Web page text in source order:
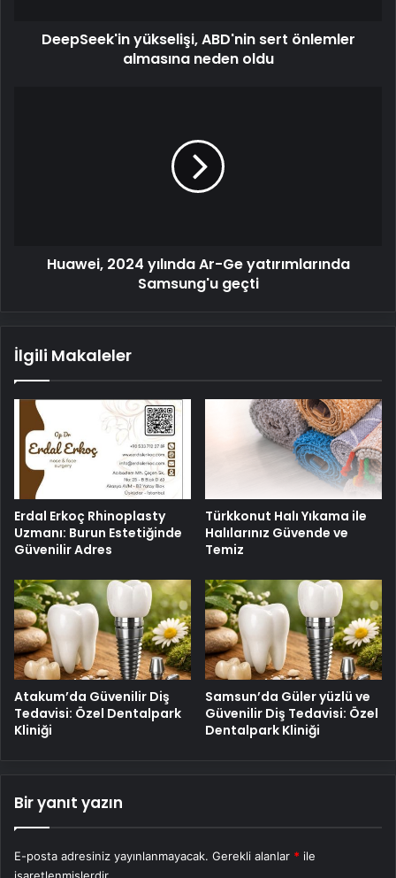
DeepSeek'in yükselişi, ABD'nin sert önlemler
almasına neden oldu
Huawei, 2024 yılında Ar-Ge yatırımlarında
Samsung'u geçti
İlgili Makaleler
Erdal Erkoç Rhinoplasty
Uzmanı: Burun Estetiğinde
Güvenilir Adres
Türkkonut Halı Yıkama ile
Halılarınız Güvende ve
Temiz
Atakum’da Güvenilir Diş
Tedavisi: Özel Dentalpark
Kliniği
Samsun’da Güler yüzlü ve
Güvenilir Diş Tedavisi: Özel
Dentalpark Kliniği
Bir yanıt yazın
E-posta adresiniz yayınlanmayacak. Gerekli alanlar * ile
işaretlenmişlerdir